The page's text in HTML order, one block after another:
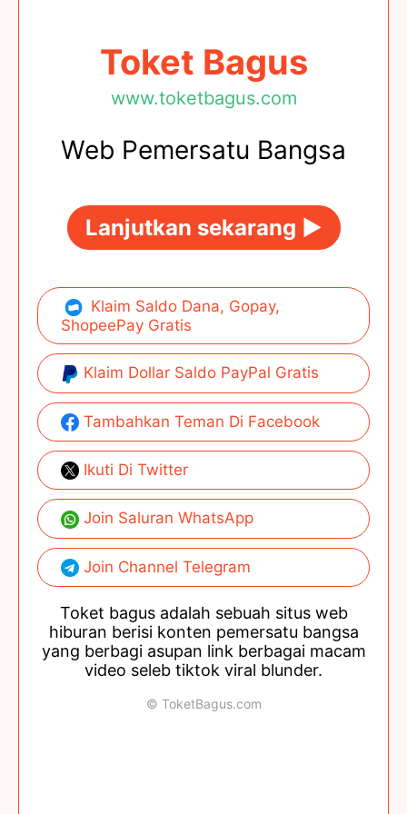
Toket Bagus
www.toketbagus.com
Web Pemersatu Bangsa
Lanjutkan sekarang ►
Klaim Saldo Dana, Gopay,
ShopeePay Gratis
Klaim Dollar Saldo PayPal Gratis
Tambahkan Teman Di Facebook
Ikuti Di Twitter
Join Saluran WhatsApp
Join Channel Telegram
Toket bagus adalah sebuah situs web
hiburan berisi konten pemersatu bangsa
yang berbagi asupan link berbagai macam
video seleb tiktok viral blunder.
© ToketBagus.com